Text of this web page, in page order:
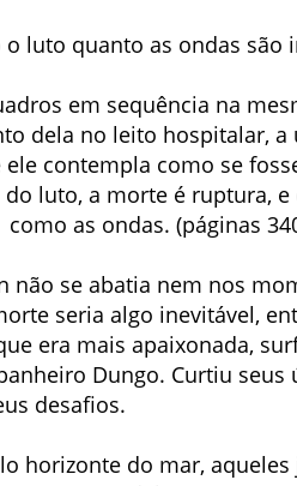
o luto quanto as ondas são
em sequência na
dela no leito hospitalar,
ele contempla como se
luto, a morte é ruptura, e
as ondas. (páginas
não se abatia nem nos
seria algo inevitável,
era mais apaixonada,
Dungo. Curtiu
desafios.
horizonte do mar,